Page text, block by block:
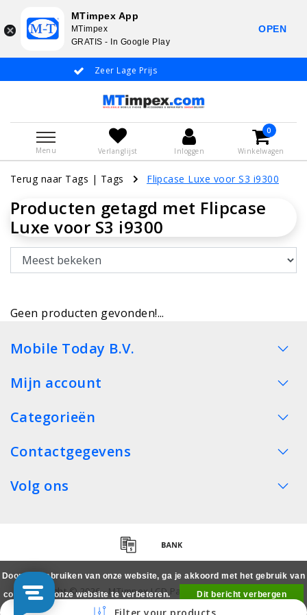
Zeer Lage Prijs
Menu Verlanglijst Inloggen
0
Winkelwagen
Terug naar Tags | Tags Flipcase Luxe voor S3 i9300
Producten getagd met Flipcase
Luxe voor S3 i9300
Geen producten gevonden!...
Mobile Today B.V.
Mijn account
Categorieën
Contactgegevens
Volg ons
Copyright © 2026 - MTimpex LCD Parts Cases Groothandel
Smartphone - All rights reserved
Door het gebruiken van onze website, ga je akkoord met het gebruik van
cookies om onze website te verbeteren.
Dit bericht verbergen
Meer over cookies »
MTimpex App
MTimpex
GRATIS - In Google Play
OPEN